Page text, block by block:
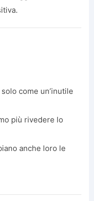
come un’inutile
più rivedere lo
anche loro le